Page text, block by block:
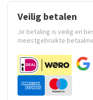
Veilig betalen
Je betaling is veilig en
meestgebruikte